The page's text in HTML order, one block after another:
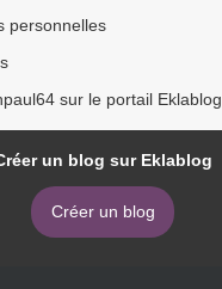
personnelles
sur le portail Eklablog
un blog sur Eklablog
Créer un blog